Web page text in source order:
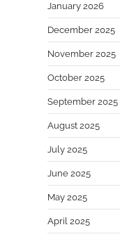
January 2026
December 2025
November 2025
October 2025
September 2025
August 2025
July 2025
June 2025
May 2025
April 2025